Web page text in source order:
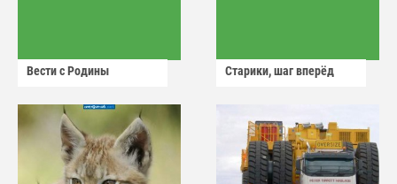
Вести с Родины Старики, шаг вперёд